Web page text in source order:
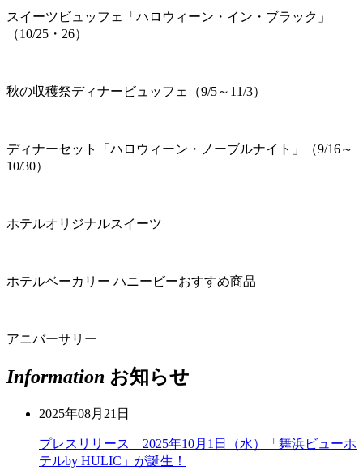
スイーツビュッフェ「ハロウィーン・イン・ブラック」
（10/25・26）
秋の収穫祭ディナービュッフェ（9/5～11/3）
ディナーセット「ハロウィーン・ノーブルナイト」（9/16～
10/30）
ホテルオリジナルスイーツ
ホテルベーカリー ハニービーおすすめ商品
アニバーサリー
Information お知らせ
2025年08月21日
プレスリリース 2025年10月1日（水）「舞浜ビューホ
テルby HULIC」が誕生！